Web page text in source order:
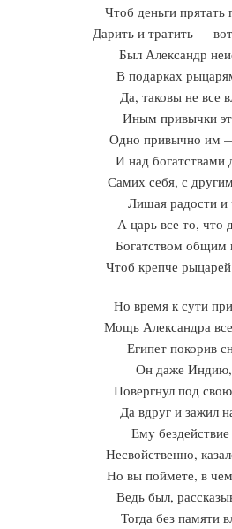
Чтоб деньги прятать
Дарить и тратить —
Был Александр
В подарках
Да, таковы не все
Иным привычки
Одно привычно им
И над богатствами
Самих себя, с
Лишая радости и
А царь все то, что
Богатством общим
Чтоб крепче
Но время к сути
Мощь Александра
Египет покорив
Он даже
Повергнул под
Да вдруг и зажил
Ему бездействие
Несвойственно,
Но вы поймете, в
Ведь был,
Тогда без памяти